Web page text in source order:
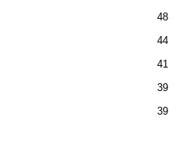
48
44
41
39
39